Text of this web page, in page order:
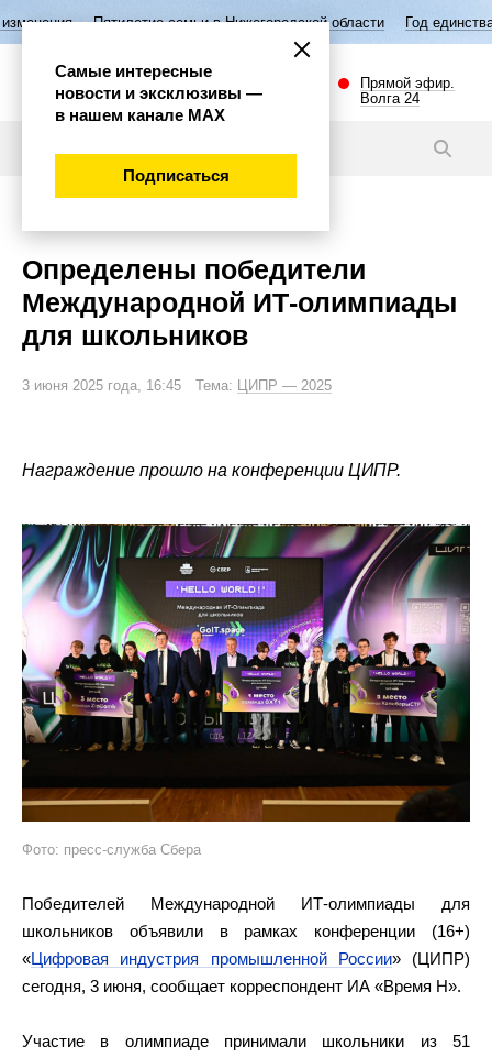
семьи в Нижегородской области Год единства народов России
Прямой эфир.
Волга 24
Определены победители
Международной ИТ-олимпиады
для школьников
3 июня 2025 года, 16:45 Тема: ЦИПР — 2025
Награждение прошло на конференции ЦИПР.
Фото: пресс-служба Сбера
Победителей Международной ИТ-олимпиады для
школьников объявили в рамках конференции (16+)
«Цифровая индустрия промышленной России» (ЦИПР)
сегодня, 3 июня, сообщает корреспондент ИА «Время Н».
Участие в олимпиаде принимали школьники из 51
Самые интересные
новости и эксклюзивы —
в нашем канале МАХ
Подписаться